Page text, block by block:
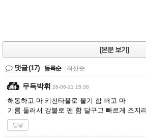
[본문 보기]
댓글(17) 등록순 최신순
무득박휘 26-06-11 15:38
해동하고 마 키친타올로 물기 함 빼고 마
기름 둘러서 강불로 팬 함 달구고 빠르게 조지
답글